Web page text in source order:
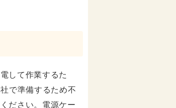
して作業するた
で準備するため不
ださい。電源ケー